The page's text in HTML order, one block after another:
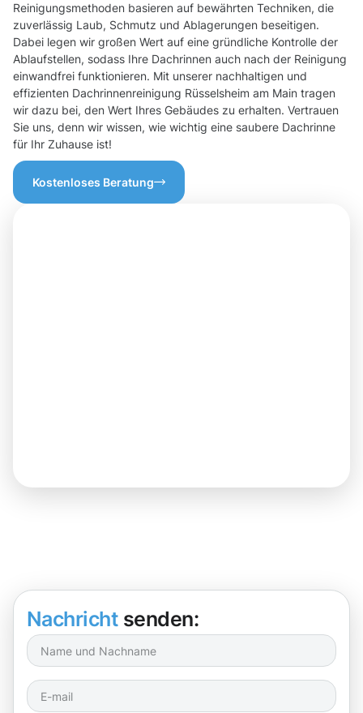
Reinigungsmethoden basieren auf bewährten Techniken, die
zuverlässig Laub, Schmutz und Ablagerungen beseitigen.
Dabei legen wir großen Wert auf eine gründliche Kontrolle der
Ablaufstellen, sodass Ihre Dachrinnen auch nach der Reinigung
einwandfrei funktionieren. Mit unserer nachhaltigen und
effizienten Dachrinnenreinigung Rüsselsheim am Main tragen
wir dazu bei, den Wert Ihres Gebäudes zu erhalten. Vertrauen
Sie uns, denn wir wissen, wie wichtig eine saubere Dachrinne
für Ihr Zuhause ist!
Kostenloses Beratung
Nachricht senden: